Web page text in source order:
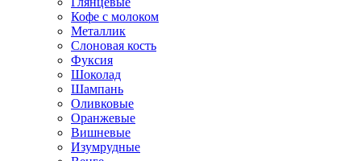
Кофе с молоком
Металлик
Слоновая кость
Фуксия
Шоколад
Шампань
Оливковые
Оранжевые
Вишневые
Изумрудные